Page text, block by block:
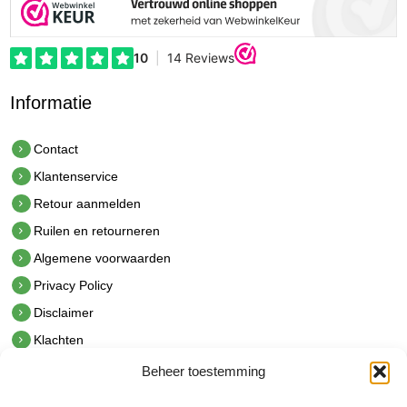
Beheer toestemming
Informatie
Contact
Klantenservice
Retour aanmelden
Ruilen en retourneren
Algemene voorwaarden
Privacy Policy
Disclaimer
Klachten